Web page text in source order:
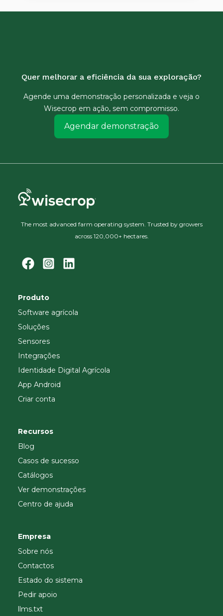
Quer melhorar a eficiência da sua exploração?
Agende uma demonstração personalizada e veja o
Wisecrop em ação, sem compromisso.
Agendar demonstração
The most advanced farm operating system. Trusted by growers
across 120,000+ hectares.
Produto
Software agrícola
Soluções
Sensores
Integrações
Identidade Digital Agrícola
App Android
Criar conta
Recursos
Blog
Casos de sucesso
Catálogos
Ver demonstrações
Centro de ajuda
Empresa
Sobre nós
Contactos
Estado do sistema
Pedir apoio
llms.txt